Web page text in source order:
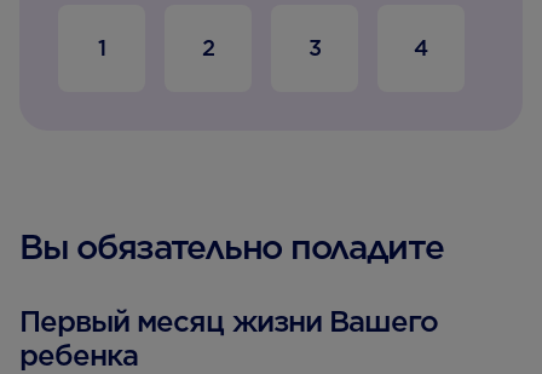
1 2 3 4
Вы обязательно поладите
Первый месяц жизни Вашего
ребенка